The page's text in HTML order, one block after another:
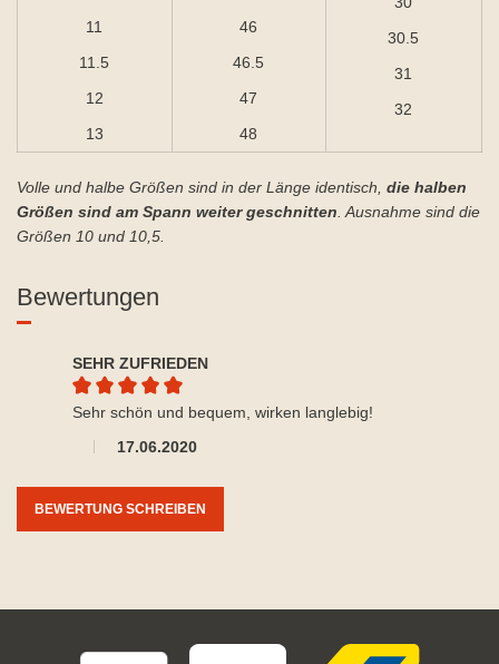
11
11.5
12
13
46
46.5
47
48
30.5
31
32
Volle und halbe Größen sind in der Länge identisch, die halben
Größen sind am Spann weiter geschnitten . Ausnahme sind die
Größen 10 und 10,5.
Bewertungen
SEHR ZUFRIEDEN
Durchschnittliche Bewertung von 5 von 5 Sternen
17.06.2020
Sehr schön und bequem, wirken langlebig!
BEWERTUNG SCHREIBEN